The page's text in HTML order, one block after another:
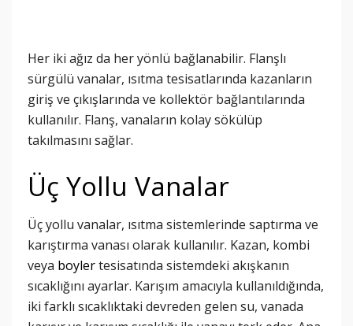
Her iki ağız da her yönlü bağlanabilir. Flanşlı
sürgülü vanalar, ısıtma tesisatlarında kazanların
giriş ve çıkışlarında ve kollektör bağlantılarında
kullanılır. Flanş, vanaların kolay sökülüp
takılmasını sağlar.
Üç Yollu Vanalar
Üç yollu vanalar, ısıtma sistemlerinde saptırma ve
karıştırma vanası olarak kullanılır. Kazan, kombi
veya boylertesisatında sistemdeki akışkanın
sıcaklığını ayarlar. Karışım amacıyla kullanıldığında,
iki farklı sıcaklıktaki devreden gelen su, vanada